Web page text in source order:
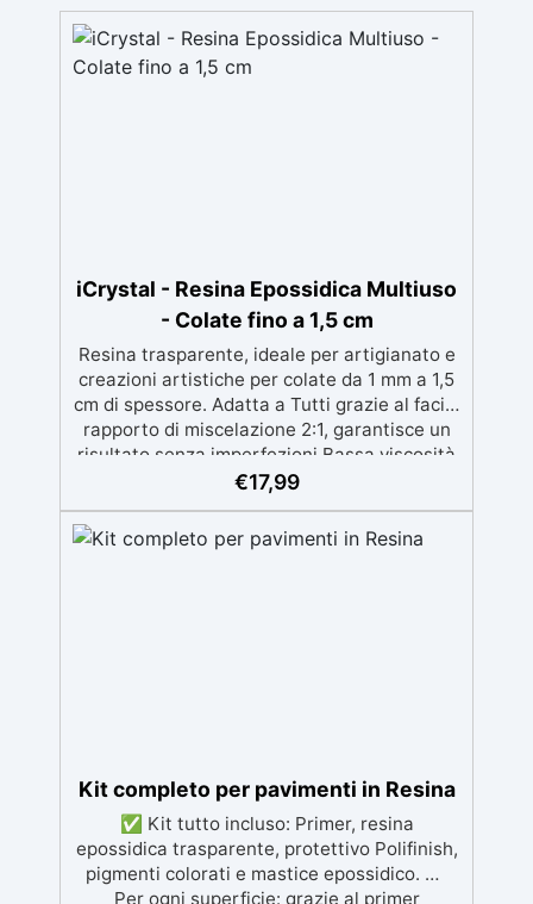
iCrystal - Resina Epossidica Multiuso
- Colate fino a 1,5 cm
Resina trasparente, ideale per artigianato e
creazioni artistiche per colate da 1 mm a 1,5
cm di spessore. Adatta a Tutti grazie al facile
rapporto di miscelazione 2:1, garantisce un
risultato senza imperfezioni Bassa viscosità
per colate senza bolle, compatibile con
materiali. Certificata post-catalisi atossica e
sicura per il contatto con la pelle, Bpa Free e
€17,99
Kit completo per pavimenti in Resina
✅ Kit tutto incluso: Primer, resina
epossidica trasparente, protettivo Polifinish,
pigmenti colorati e mastice epossidico. ✅
Per ogni superficie: grazie al primer